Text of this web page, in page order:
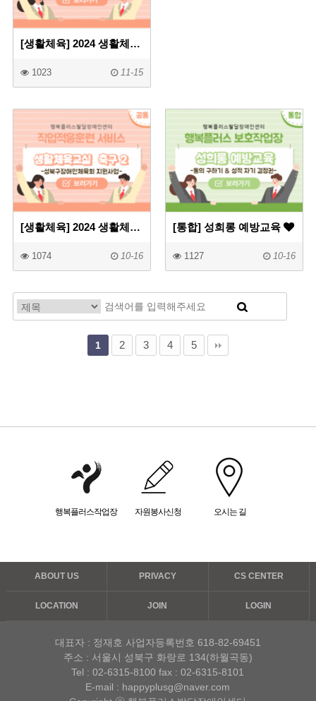
[생활체육] 2024 생활체육교실 티볼
1023 11-15
[생활체육] 2024 생활체육교실 축구프로그램2
1074 10-16
[통합] 성희롱 예방교육
1127 10-16
1 2 3 4 5
행복플러스작업장 자원봉사신청 오시는 길
ABOUT US PRIVACY CS CENTER
LOCATION JOIN LOGIN
대표자 : 정재호 사업자등록번호 618-82-69451
주소 : 서울시 성북구 화랑로 134(하월곡동)
Tel :02-6315-8100 fax : 02-6315-8101
E-mail : happyplusg@naver.com